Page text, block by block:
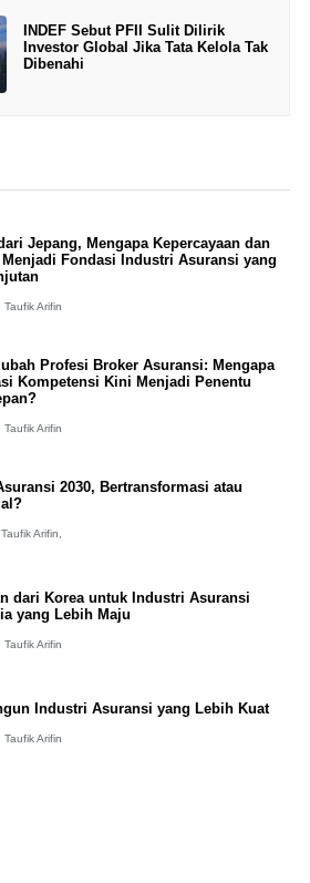
INDEF Sebut PFII Sulit Dilirik
Investor Global Jika Tata Kelola Tak
Dibenahi
Jepang, Mengapa Kepercayaan dan
Fondasi Industri Asuransi yang
Arifin
Profesi Broker Asuransi: Mengapa
Kompetensi Kini Menjadi Penentu
Arifin
2030, Bertransformasi atau
Arifin,
dari Korea untuk Industri Asuransi
yang Lebih Maju
Arifin
Industri Asuransi yang Lebih Kuat
Arifin